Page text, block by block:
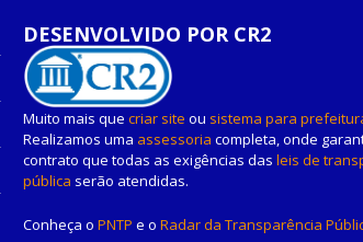
DESENVOLVIDO POR CR2
Muito mais que criar site ou sistema para
Realizamos uma assessoria completa, onde
contrato que todas as exigências das leis de
pública serão atendidas.
Conheça o PNTP e o Radar da Transparência